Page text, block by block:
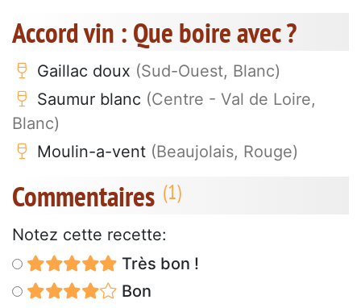
Accord vin : Que boire avec ?
Gaillac doux (Sud-Ouest, Blanc)
Saumur blanc (Centre - Val de Loire,
Blanc)
Moulin-a-vent (Beaujolais, Rouge)
Commentaires
Notez cette recette:
Très bon !
Bon